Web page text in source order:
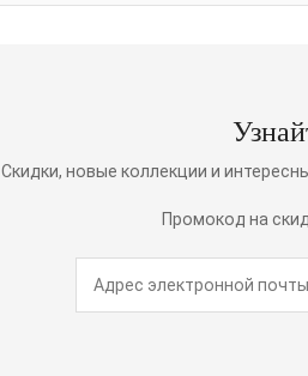
Скидки, новые коллекции и
Промокод на